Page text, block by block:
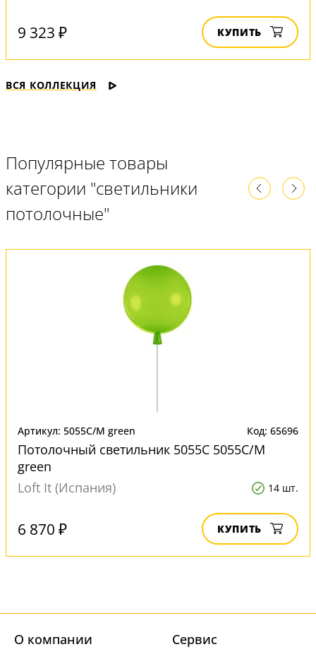
9 323 ₽ КУПИТЬ
ВСЯ КОЛЛЕКЦИЯ
Популярные товары
категории "светильники
потолочные"
Артикул: 5055C/M green Код: 65696
Потолочный светильник 5055C 5055C/M
green
Loft It (Испания)
14 шт.
6 870 ₽ КУПИТЬ
О компании Cервис